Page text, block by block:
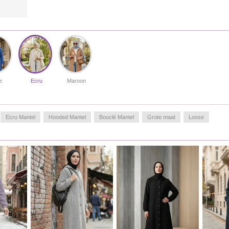
effecten van de winterkou. De strakke lijnen passen
moeiteloos bij verschillende hijab- en sjaalstijlen.
Made in Türkiye
MEASURE OF MANNEQUIN :
HIPS WAIST: 66,
Ecru Maroon
Ecru Mantel Hooded Mantel Bouclé Mantel Grote maat Loose